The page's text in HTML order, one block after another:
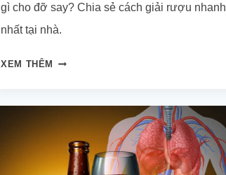
gì cho đỡ say? Chia sẻ cách giải rượu nhanh
nhất tại nhà.
XEM THÊM
SÁNG
RƯỢU,